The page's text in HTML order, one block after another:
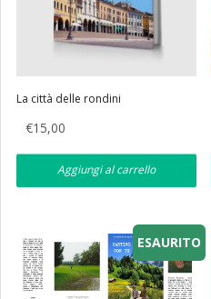
La città delle rondini
€15,00
Aggiungi al carrello
ESAURITO